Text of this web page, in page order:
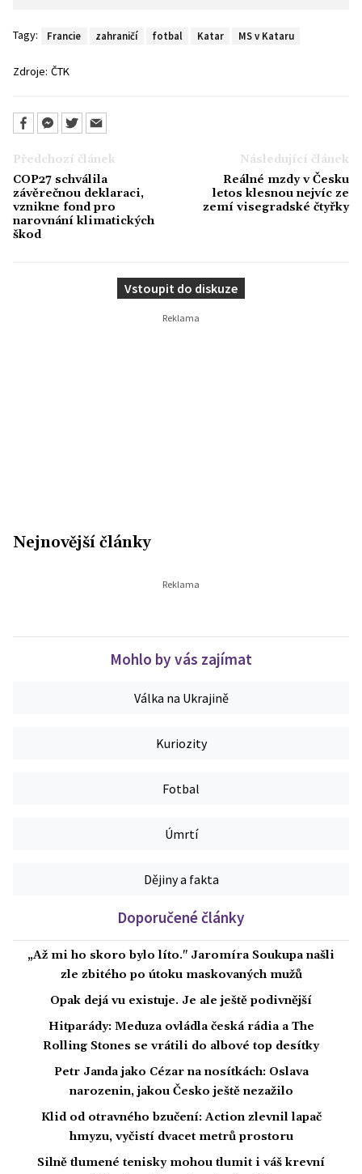
Tagy: Francie zahraničí fotbal Katar MS v Kataru
Zdroje: ČTK
Předchozí článek
COP27 schválila
závěrečnou deklaraci,
vznikne fond pro
narovnání klimatických
škod
Následující článek
Reálné mzdy v Česku
letos klesnou nejvíc ze
zemí visegradské čtyřky
Vstoupit do diskuze
Nejnovější články
Mohlo by vás zajímat
Válka na Ukrajině
Kuriozity
Fotbal
Úmrtí
Dějiny a fakta
Doporučené články
„Až mi ho skoro bylo líto." Jaromíra Soukupa našli
zle zbitého po útoku maskovaných mužů
Opak dejá vu existuje. Je ale ještě podivnější
Hitparády: Meduza ovládla česká rádia a The
Rolling Stones se vrátili do albové top desítky
Petr Janda jako Cézar na nosítkách: Oslava
narozenin, jakou Česko ještě nezažilo
Klid od otravného bzučení: Action zlevnil lapač
hmyzu, vyčistí dvacet metrů prostoru
Silně tlumené tenisky mohou tlumit i váš krevní